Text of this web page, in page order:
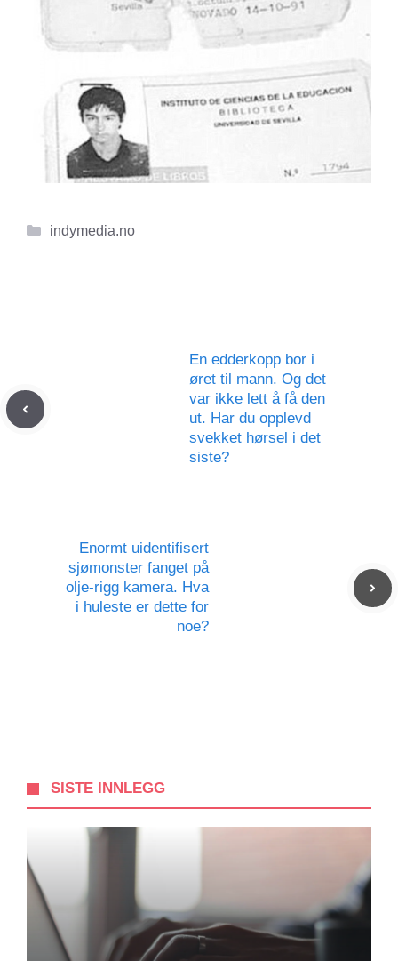
Kategorier
indymedia.no
En edderkopp bor i
øret til mann. Og det
var ikke lett å få den
ut. Har du opplevd
svekket hørsel i det
siste?
Enormt uidentifisert
sjømonster fanget på
olje-rigg kamera. Hva
i huleste er dette for
noe?
SISTE INNLEGG